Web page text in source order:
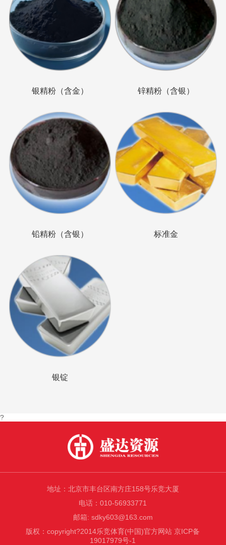
银精粉（含金） 锌精粉（含银）
铅精粉（含银） 标准金
银锭
?
地址：北京市丰台区南方庄158号乐竞大厦
电话：010-56933771
邮箱: sdky603@163.com
版权：copyright?2014乐竞体育(中国)官方网站 京ICP备
19017979号-1